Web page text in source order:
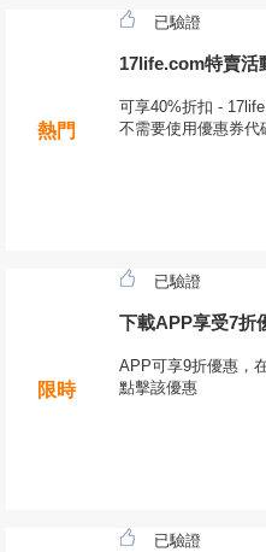
熱門
已驗證
17life.com特賣活
可享40%折扣 -
不需要使用優惠券代
限時
已驗證
下載APP享受7折
APP可享9折優惠，
點擊該優惠
已驗證